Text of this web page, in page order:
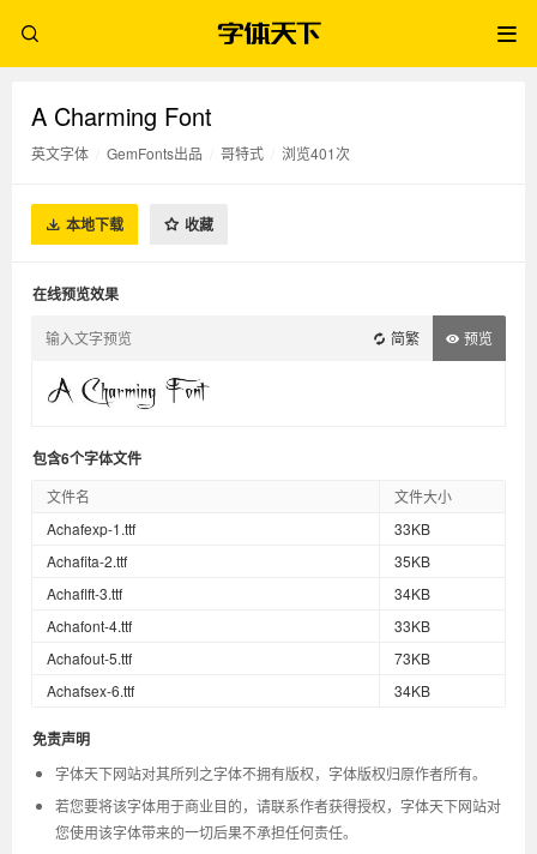
A Charming Font
英文字体 GemFonts出品 哥特式 浏览401次
本地下载 收藏
在线预览效果
简繁 预览
包含6个字体文件
文件名
文件大小
Achafexp-1.ttf
33KB
Achafita-2.ttf
35KB
Achaflft-3.ttf
34KB
Achafont-4.ttf
33KB
Achafout-5.ttf
73KB
Achafsex-6.ttf
34KB
免责声明
字体天下网站对其所列之字体不拥有版权，字体版权归原作者所有。
若您要将该字体用于商业目的，请联系作者获得授权，字体天下网站对
您使用该字体带来的一切后果不承担任何责任。